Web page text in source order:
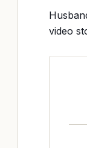
video